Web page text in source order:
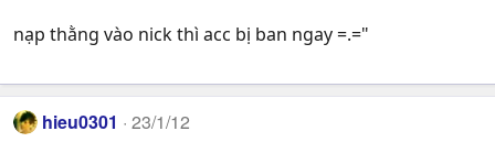
nạp thằng vào nick thì acc bị ban ngay =.="
hieu0301 23/1/12